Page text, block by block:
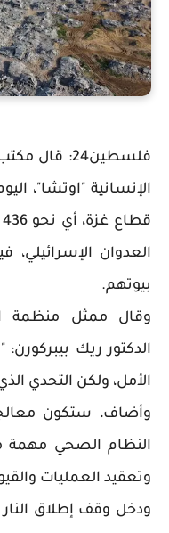
فلسطين24:
بيوتهم.
وقال ممثل منظمة
الدكتور ريك
الأمل، ولكن التحدي
وأضاف، ستكون
النظام الصحي مهمة
وتعقيد العمليات
ودخل وقف إطلاق